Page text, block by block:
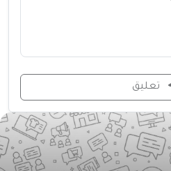
تعليق